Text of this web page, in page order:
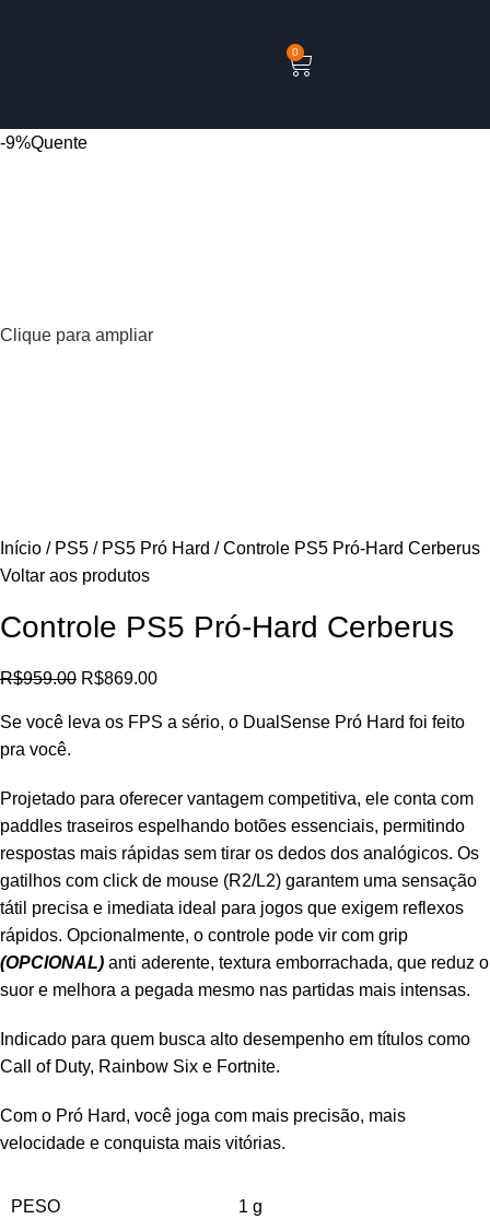
0
-9%Quente
Clique para ampliar
Início PS5 PS5 Pró Hard
Controle PS5 Pró-Hard Cerberus
Voltar aos produtos
Controle PS5 Pró-Hard Cerberus
R$959.00 R$869.00
Se você leva os FPS a sério, o DualSense Pró Hard foi feito
pra você.
Projetado para oferecer vantagem competitiva, ele conta com
paddles traseiros espelhando botões essenciais, permitindo
respostas mais rápidas sem tirar os dedos dos analógicos. Os
gatilhos com click de mouse (R2/L2) garantem uma sensação
tátil precisa e imediata ideal para jogos que exigem reflexos
rápidos. Opcionalmente, o controle pode vir com grip
(OPCIONAL) anti aderente, textura emborrachada, que reduz o
suor e melhora a pegada mesmo nas partidas mais intensas.
Indicado para quem busca alto desempenho em títulos como
Call of Duty, Rainbow Six e Fortnite.
Com o Pró Hard, você joga com mais precisão, mais
velocidade e conquista mais vitórias.
PESO 1 g